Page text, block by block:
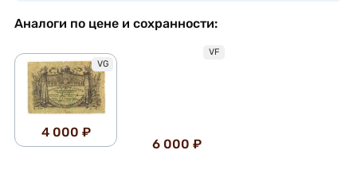
Аналоги по цене и сохранности:
VG
4 000 ₽
VF
6 000 ₽